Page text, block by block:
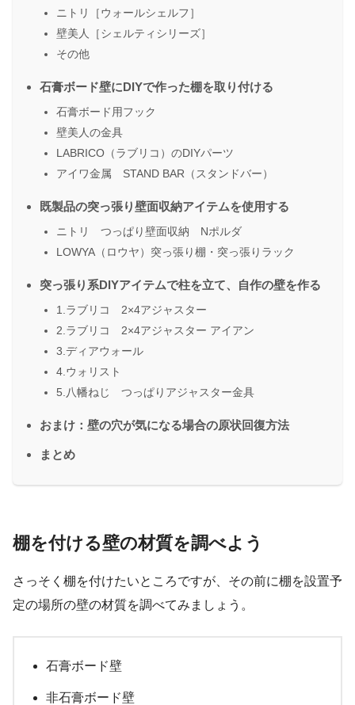
ニトリ［ウォールシェルフ］
壁美人［シェルティシリーズ］
その他
石膏ボード壁にDIYで作った棚を取り付ける
石膏ボード用フック
壁美人の金具
LABRICO（ラブリコ）のDIYパーツ
アイワ金属 STAND BAR（スタンドバー）
既製品の突っ張り壁面収納アイテムを使用する
ニトリ つっぱり壁面収納 Nポルダ
LOWYA（ロウヤ）突っ張り棚・突っ張りラック
突っ張り系DIYアイテムで柱を立て、自作の壁を作る
1.ラブリコ 2×4アジャスター
2.ラブリコ 2×4アジャスター アイアン
3.ディアウォール
4.ウォリスト
5.八幡ねじ つっぱりアジャスター金具
おまけ：壁の穴が気になる場合の原状回復方法
まとめ
棚を付ける壁の材質を調べよう
さっそく棚を付けたいところですが、その前に棚を設置予
定の場所の壁の材質を調べてみましょう。
石膏ボード壁
非石膏ボード壁